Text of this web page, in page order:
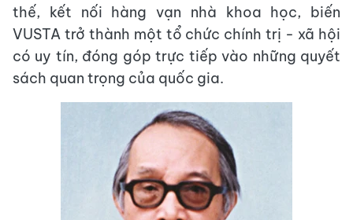
thế, kết nối hàng vạn nhà khoa học, biến
VUSTA trở thành một tổ chức chính trị - xã hội
có uy tín, đóng góp trực tiếp vào những quyết
sách quan trọng của quốc gia.